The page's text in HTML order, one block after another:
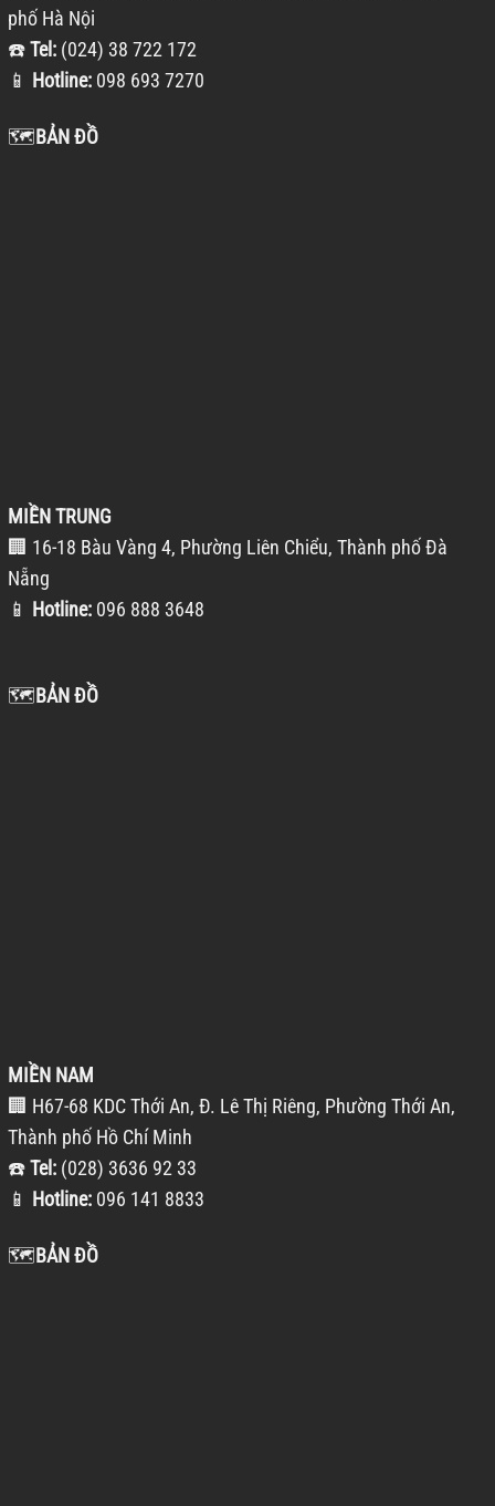
phố Hà Nội
☎️Tel: (024) 38 722 172
📱 Hotline: 098 693 7270
🗺️BẢN ĐỒ
MIỀN TRUNG
🏢 16-18 Bàu Vàng 4, Phường Liên Chiểu, Thành phố Đà
Nẵng
📱 Hotline: 096 888 3648
🗺️BẢN ĐỒ
MIỀN NAM
🏢 H67-68 KDC Thới An, Đ. Lê Thị Riêng, Phường Thới An,
Thành phố Hồ Chí Minh
☎️Tel: (028) 3636 92 33
📱 Hotline: 096 141 8833
🗺️BẢN ĐỒ